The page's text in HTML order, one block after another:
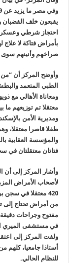
احتجاز شرطي
بأمراض فتاكة لا علاج
صراخهم وأنينهم
وأوضح المركز أن “من
الطبي المتعمد
معتقلا تم توزيعهم
طفلا قاصرا معتقلا،
والمؤسسة العقابية
فتاتان معتقلتان في
وأشار المركز إلى أن
لأصحاب الأمراض
من أمراض تحتاج إلى
مفتوح وجراحات
في مستشفى الميري
أستاذا جامعيا، كلهم
للنظام الحالي.